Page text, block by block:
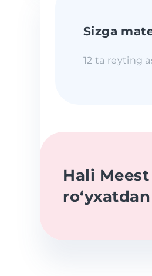
Sizga
12 ta reyting
Hali